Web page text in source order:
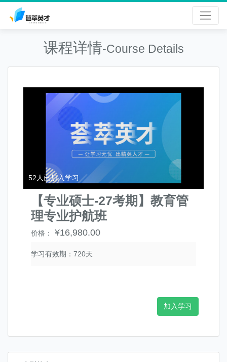
课程详情-Course Details
52人已加入学习
【专业硕士-27考期】教育管
理专业护航班
价格： ¥16,980.00
学习有效期：720天
加入学习